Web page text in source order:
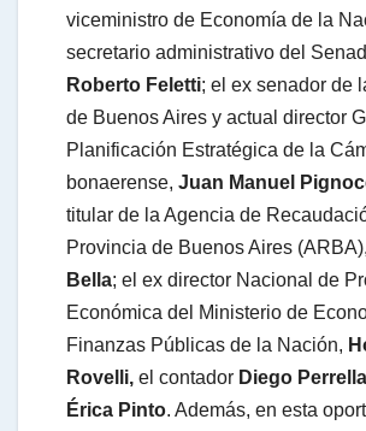
viceministro de Economía de la
secretario administrativo del
Roberto Feletti; el ex senador de
de Buenos Aires y actual director
Planificación Estratégica de la
bonaerense, Juan Manuel
titular de la Agencia de
Provincia de Buenos Aires (ARBA),
Bella; el ex director Nacional de
Económica del Ministerio de
Finanzas Públicas de la Nación,
Rovelli, el contador Diego Perrella
Érica Pinto. Además, en esta